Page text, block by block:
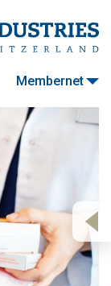
Membernet